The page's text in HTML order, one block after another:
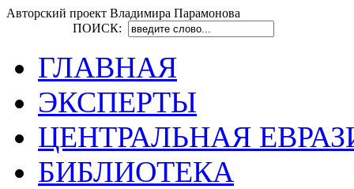
Авторский проект Владимира Парамонова
ПОИСК:
ГЛАВНАЯ
ЭКСПЕРТЫ
ЦЕНТРАЛЬНАЯ
БИБЛИОТЕКА